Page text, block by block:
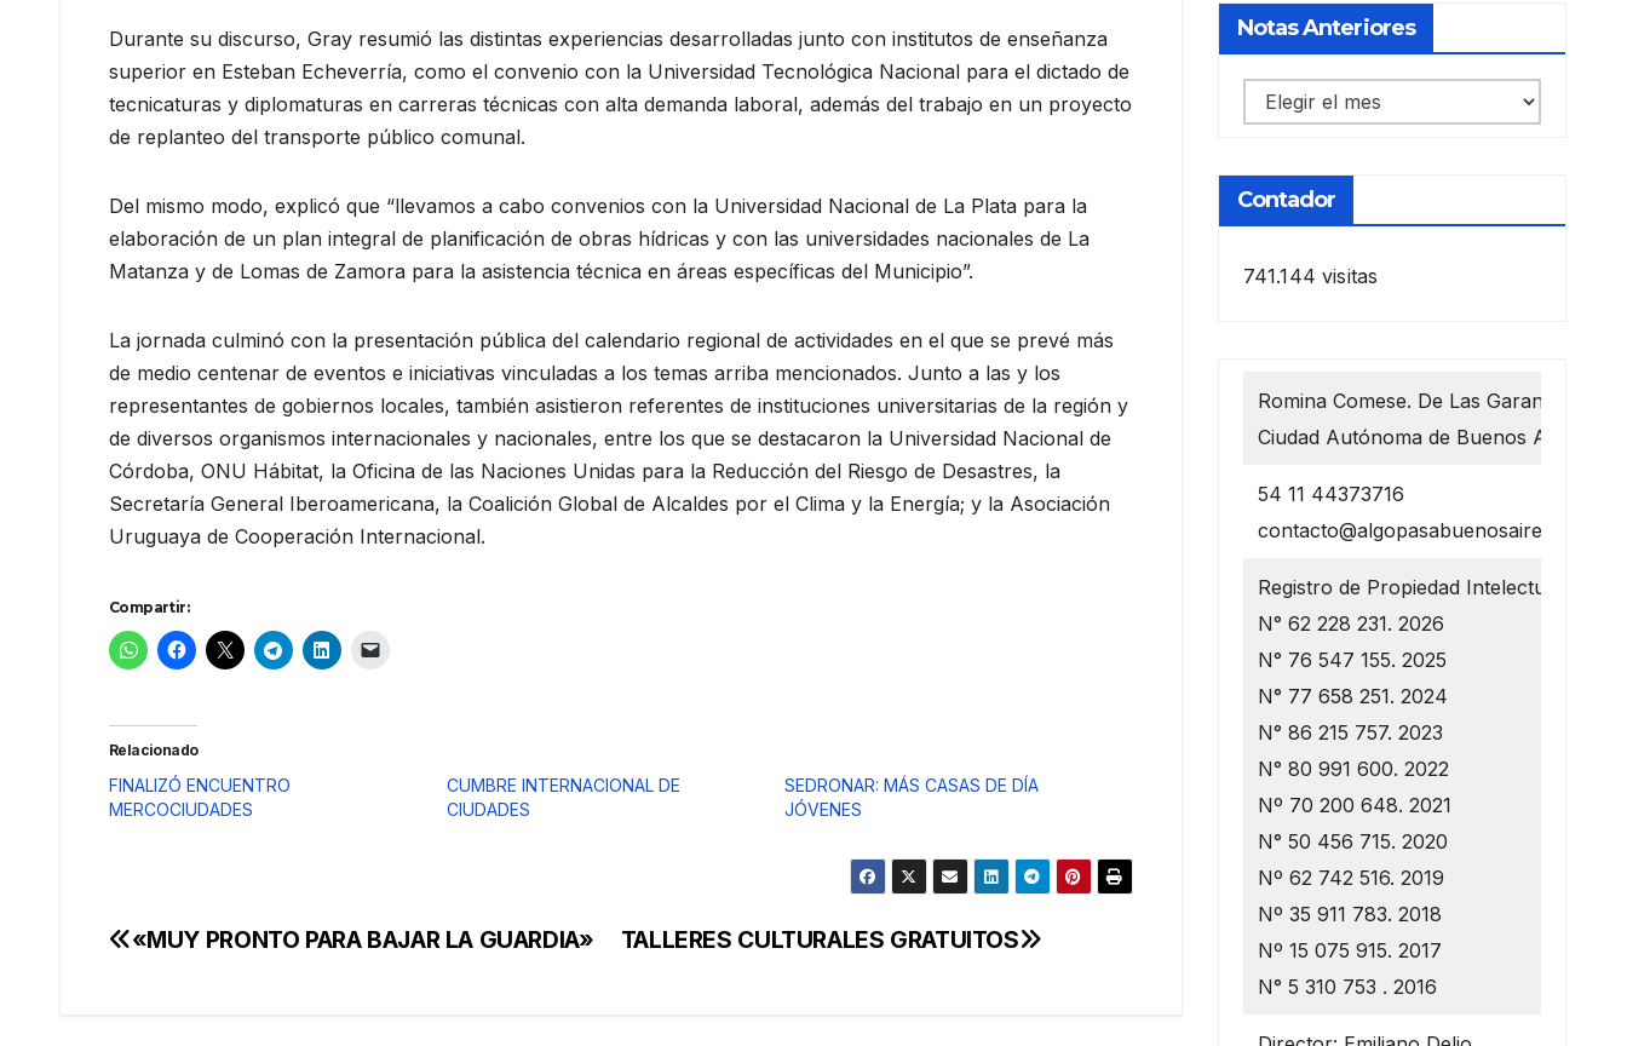
Durante su discurso, Gray resumió las distintas experiencias desarrolladas junto con institutos de enseñanza
superior en Esteban Echeverría, como el convenio con la Universidad Tecnológica Nacional para el dictado de
tecnicaturas y diplomaturas en carreras técnicas con alta demanda laboral, además del trabajo en un proyecto
de replanteo del transporte público comunal.
Del mismo modo, explicó que “llevamos a cabo convenios con la Universidad Nacional de La Plata para la
elaboración de un plan integral de planificación de obras hídricas y con las universidades nacionales de La
Matanza y de Lomas de Zamora para la asistencia técnica en áreas específicas del Municipio”.
La jornada culminó con la presentación pública del calendario regional de actividades en el que se prevé más
de medio centenar de eventos e iniciativas vinculadas a los temas arriba mencionados. Junto a las y los
representantes de gobiernos locales, también asistieron referentes de instituciones universitarias de la región y
de diversos organismos internacionales y nacionales, entre los que se destacaron la Universidad Nacional de
Córdoba, ONU Hábitat, la Oficina de las Naciones Unidas para la Reducción del Riesgo de Desastres, la
Secretaría General Iberoamericana, la Coalición Global de Alcaldes por el Clima y la Energía; y la Asociación
Uruguaya de Cooperación Internacional.
Compartir:
Relacionado
FINALIZÓ ENCUENTRO
MERCOCIUDADES
CUMBRE INTERNACIONAL DE
CIUDADES
SEDRONAR: MÁS CASAS DE DÍA
JÓVENES
Navegación
TALLERES CULTURALES GRATUITOS
«MUY PRONTO PARA BAJAR LA GUARDIA»
Notas Anteriores
Notas
anteriores
Contador
741.144 visitas
Romina Comese. De Las Garantías 1218
Ciudad Autónoma de Buenos Aires
54 11 44373716
contacto@algopasabuenosaires.com.ar
Registro de Propiedad Intelectual
N° 62 228 231. 2026
N° 76 547 155. 2025
N° 77 658 251. 2024
N° 86 215 757. 2023
N° 80 991 600. 2022
Nº 70 200 648. 2021
N° 50 456 715. 2020
Nº 62 742 516. 2019
Nº 35 911 783. 2018
Nº 15 075 915. 2017
N° 5 310 753 . 2016